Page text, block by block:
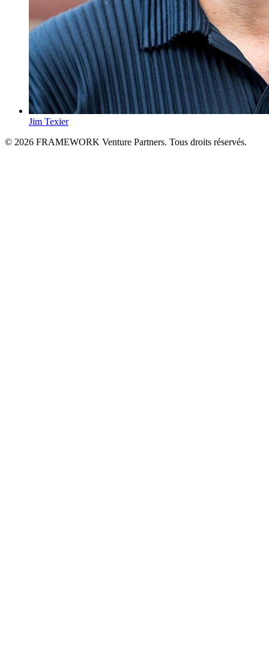
Jim Texier
© 2026 FRAMEWORK Venture Partners. Tous droits réservés.